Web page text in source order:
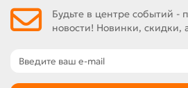
Будьте в центре событий
новости! Новинки, скидки,